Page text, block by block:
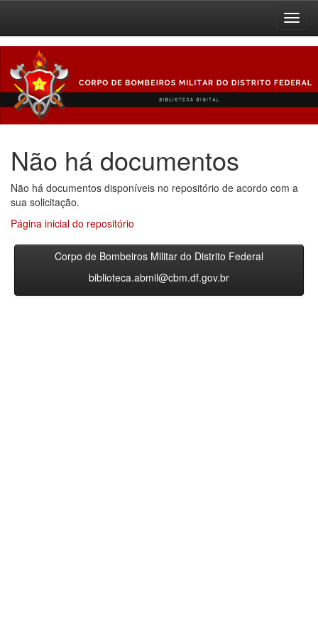
navigation
Não há documentos
Não há documentos disponíveis no repositório de acordo com a
sua solicitação.
Página inicial do repositório
Corpo de Bombeiros Militar do Distrito Federal
biblioteca.abmil@cbm.df.gov.br